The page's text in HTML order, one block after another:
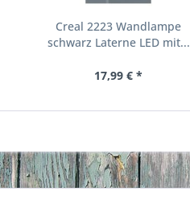
Creal 2223 Wandlampe
schwarz Laterne LED mit...
17,99 € *